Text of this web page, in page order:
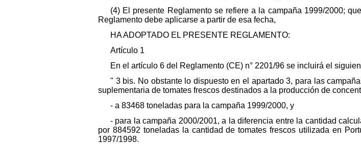
(4) El presente Reglamento se refiere a la campaña 1999/2000;
Reglamento debe aplicarse a partir de esa fecha,
HA ADOPTADO EL PRESENTE REGLAMENTO:
Artículo 1
En el artículo 6 del Reglamento (CE) n° 2201/96 se incluirá el
" 3 bis. No obstante lo dispuesto en el apartado 3, para las
suplementaria de tomates frescos destinados a la producción de
- a 83468 toneladas para la campaña 1999/2000, y
- para la campaña 2000/2001, a la diferencia entre la cantidad
por 884592 toneladas la cantidad de tomates frescos utilizada en
1997/1998.